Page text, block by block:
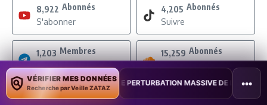
8,922 Abonnés
S'abonner
4,205 Abonnés
Suivre
1,203 Membres
Rejoindre
15,259 Abonnés
Suivre
25,096 Abonnés
15,260
VÉRIFIER MES DONNÉES
Recherche par Veille ZATAZ
PERTURBATION MASSIVE DE L’INTERNET MOBILE • L’IA •••